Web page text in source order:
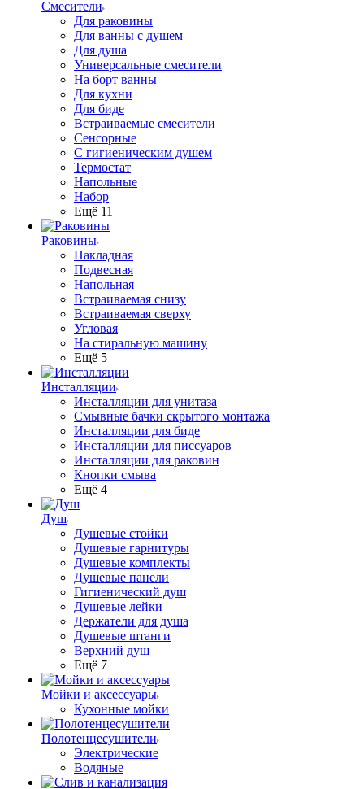
Смесители
Для раковины
Для ванны с душем
Для душа
Универсальные смесители
На борт ванны
Для кухни
Для биде
Встраиваемые смесители
Сенсорные
С гигиеническим душем
Термостат
Напольные
Набор
Ещё 11
Раковины
Накладная
Подвесная
Напольная
Встраиваемая снизу
Встраиваемая сверху
Угловая
На стиральную машину
Ещё 5
Инсталляции
Инсталляции для унитаза
Смывные бачки скрытого монтажа
Инсталляции для биде
Инсталляции для писсуаров
Инсталляции для раковин
Кнопки смыва
Ещё 4
Душ
Душевые стойки
Душевые гарнитуры
Душевые комплекты
Душевые панели
Гигиенический душ
Душевые лейки
Держатели для душа
Душевые штанги
Верхний душ
Ещё 7
Мойки и аксессуары
Кухонные мойки
Полотенцесушители
Электрические
Водяные